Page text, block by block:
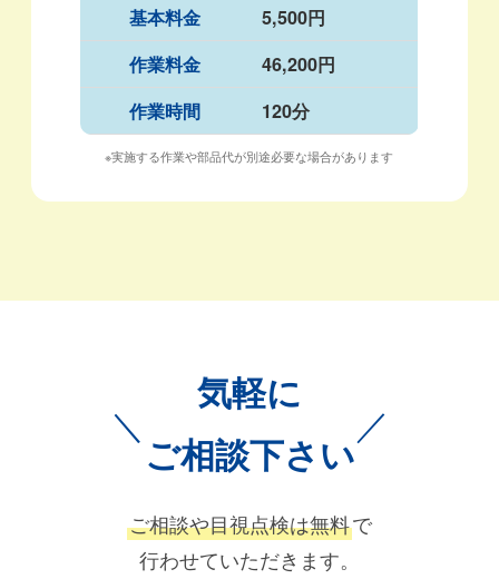
基本料金
5,500円
作業料金
46,200円
作業時間
120分
※実施する作業や部品代が別途必要な場合があります
＼
気軽に
ご相談下さい
／
ご相談や目視点検は無料で
行わせていただきます。